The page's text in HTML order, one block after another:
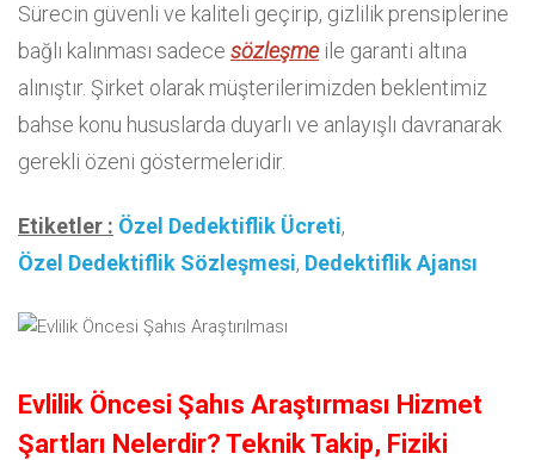
Sürecin güvenli ve kaliteli geçirip, gizlilik prensiplerine
bağlı kalınması sadece sözleşmeile garanti altına
alınıştır. Şirket olarak müşterilerimizden beklentimiz
bahse konu hususlarda duyarlı ve anlayışlı davranarak
gerekli özeni göstermeleridir.
Etiketler : Özel Dedektiflik Ücreti,
Özel Dedektiflik Sözleşmesi, Dedektiflik Ajansı
Evlilik Öncesi Şahıs Araştırması Hizmet
Şartları Nelerdir? Teknik Takip, Fiziki